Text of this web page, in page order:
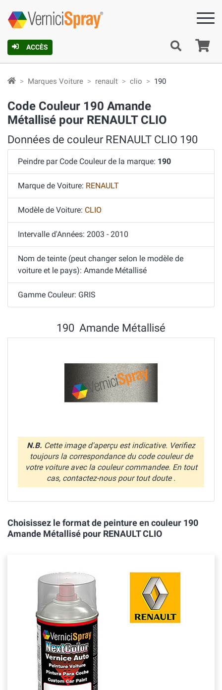
ACCÈS
Marques Voiture renault clio 190
Code Couleur 190 Amande
Métallisé pour RENAULT CLIO
Données de couleur RENAULT CLIO 190
Peindre par Code Couleur de la marque: 190
Marque de Voiture: RENAULT
Modèle de Voiture: CLIO
Intervalle d'Années: 2003 - 2010
Nom de teinte (peut changer selon le modèle de
voiture et le pays): Amande Métallisé
Gamme Couleur: GRIS
190 Amande Métallisé
N.B. Cette image d'aperçu est indicative. Verifiez
toujours la correspondance du code couleur de
votre voiture avec la couleur commandee. En tout
cas, contactez-nous pour tout doute .
Choisissez le format de peinture en couleur 190
Amande Métallisé pour RENAULT CLIO